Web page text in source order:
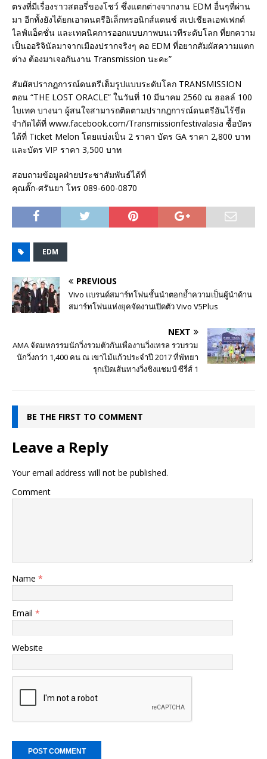
ตรงที่มีเรื่องราวสตอรี่ของโชว์ ซึ่งแตกต่างจากงาน EDM อื่นๆที่ผ่าน
มา อีกทั้งยังได้ยกเอาดนตรีอิเล็กทรอนิกส์แดนซ์ สเปเชียลเอฟเฟกต์
ไลฟ์แอ็คชั่น และเทคนิคการออกแบบภาพบนเวทีระดับโลก ที่ยกความ
เป็นออริจินัลมาจากเมืองปรากจริงๆ คอ EDM ที่อยากสัมผัสความแตก
ต่าง ต้องมาเจอกันงาน Transmission นะคะ”
สัมผัสปรากฏการณ์ดนตรีเต็มรูปแบบระดับโลก TRANSMISSION
ตอน “THE LOST ORACLE” ในวันที่ 10 มีนาคม 2560 ณ ฮอลล์ 100
ไบเทค บางนา ผู้สนใจสามารถติดตามปรากฎการณ์ดนตรีอันไร้ขีด
จำกัดได้ที่ www.facebook.com/Transmissionfestivalasia ซื้อบัตร
ได้ที่ Ticket Melon โดยแบ่งเป็น 2 ราคา บัตร GA ราคา 2,800 บาท
และบัตร VIP ราคา 3,500 บาท
สอบถามข้อมูลฝ่ายประชาสัมพันธ์ได้ที่
คุณตั๊ก-ศรันยา โทร 089-600-0870
EDM
PREVIOUS
Vivo แบรนด์สมาร์ทโฟนชั้นนำตอกย้ำความเป็นผู้นำด้าน
สมาร์ทโฟนแห่งยุคจัดงานเปิดตัว Vivo V5Plus
NEXT
AMA จัดมหกรรมนักวิ่งรวมตัวกันเพื่องานวิ่งเทรล รวบรวม
นักวิ่งกว่า 1,400 คน ณ เขาไม้แก้วประจำปี 2017 ที่พัทยา
รุกเปิดเส้นทางวิ่งชิงแชมป์ ซีรี่ส์ 1
BE THE FIRST TO COMMENT
Leave a Reply
Your email address will not be published.
Comment
Name *
Email *
Website